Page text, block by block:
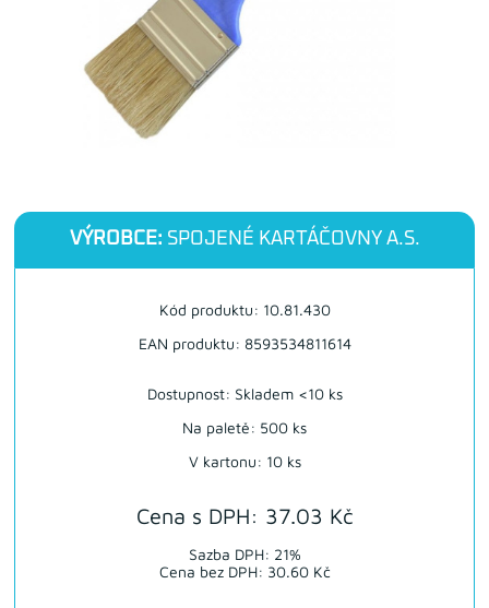
VÝROBCE: SPOJENÉ KARTÁČOVNY A.S.
Cena s DPH: 37.03 Kč
Sazba DPH: 21%
Cena bez DPH: 30.60 Kč
Kód produktu: 10.81.430
EAN produktu: 8593534811614
Dostupnost: Skladem <10 ks
Na paletě: 500 ks
V kartonu: 10 ks